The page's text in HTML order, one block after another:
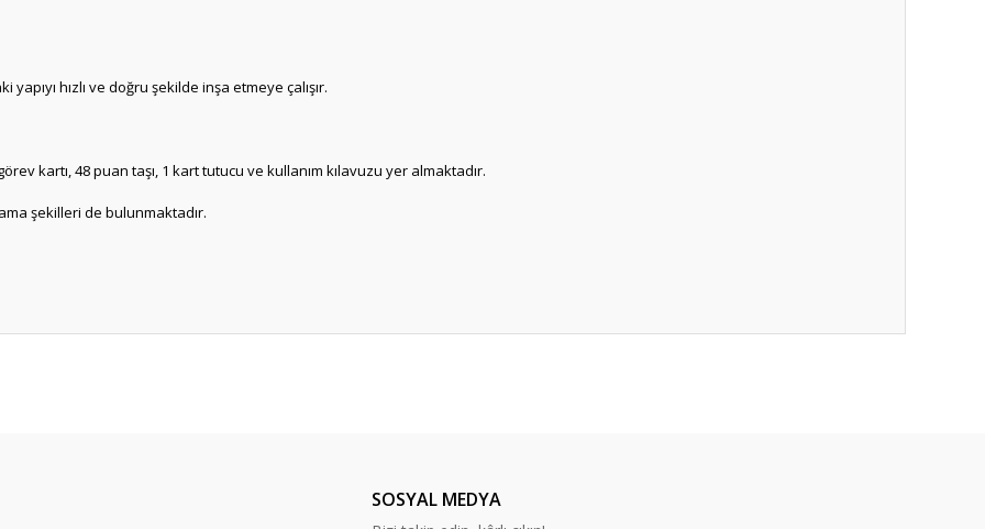
hızlı ve doğru şekilde inşa etmeye çalışır.
kartı, 48 puan taşı, 1 kart tutucu ve kullanım kılavuzu yer almaktadır.
şekilleri de bulunmaktadır.
SOSYAL MEDYA